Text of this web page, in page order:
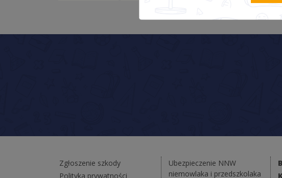
Zgłoszenie szkody
Polityka prywatności
Ubezpieczenie NNW
niemowlaka i przedszkolaka